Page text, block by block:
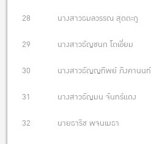
28 นางสาวธมลวรรณ สุดตะกู
29 นางสาวธัญชนก โตเอี่ยม
30 นางสาวธัญญทิพย์ ภิงคานนท์
31 นางสาวธัญมน จันทร์แดง
32 นายธาริช พจนเมธา